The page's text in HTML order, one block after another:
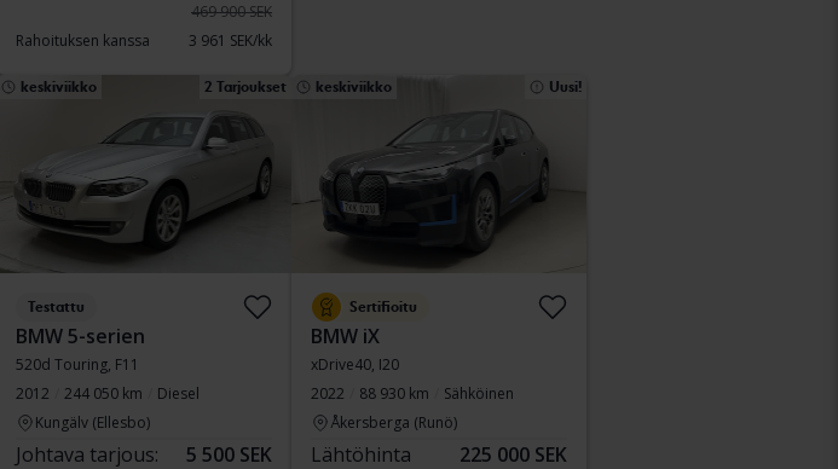
469 900 SEK
Rahoituksen kanssa
3 961 SEK/kk
keskiviikko 2 Tarjoukset
Testattu
BMW 5-serien
520d Touring, F11
2012
244 050 km
Diesel
Kungälv (Ellesbo)
Johtava tarjous: 5 500 SEK
keskiviikko Uusi!
Sertifioitu
BMW iX
xDrive40, I20
2022
88 930 km
Sähköinen
Åkersberga (Runö)
Lähtöhinta 225 000 SEK